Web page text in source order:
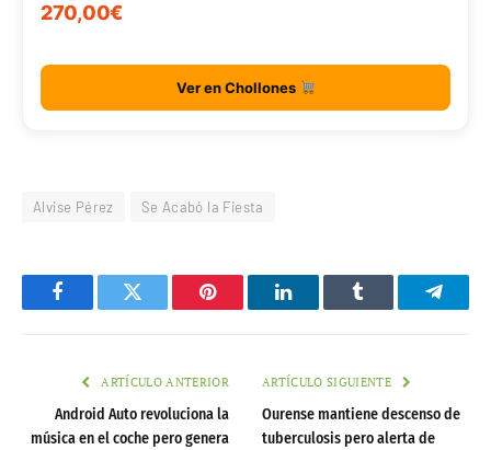
270,00€
Ver en Chollones
Alvise Pérez Se Acabó la Fiesta
FacebookTwitter Pinterest LinkedInTumblr
ARTÍCULO ANTERIOR
Android Auto revoluciona la
música en el coche pero genera
ARTÍCULO SIGUIENTE
Ourense mantiene descenso de
tuberculosis pero alerta de